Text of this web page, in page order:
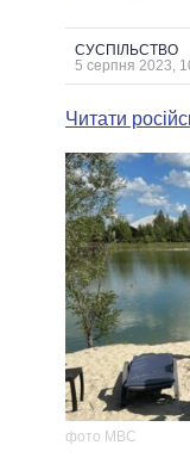
ГОЛОВИ
МЕРИ МІСТ
ВСІ
СУСПІЛЬСТВО
5 серпня 2023,
Читати
фото МВС